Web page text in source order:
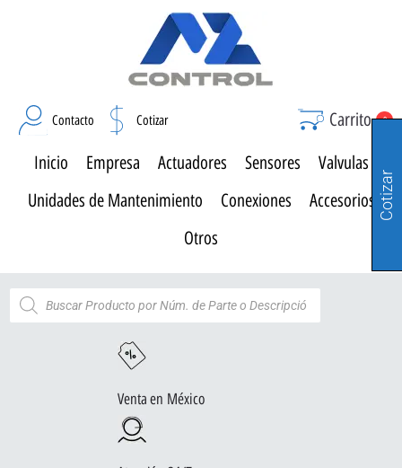
Contacto Cotizar Carrito 0
Inicio Empresa Actuadores Sensores
Valvulas
Unidades de Mantenimiento
Conexiones
Accesorios
Otros
Venta en México
Cotizar